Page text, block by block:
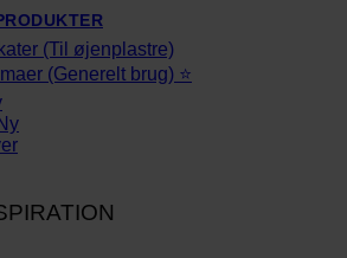
(Til øjenplastre)
(Generelt brug) ⭐